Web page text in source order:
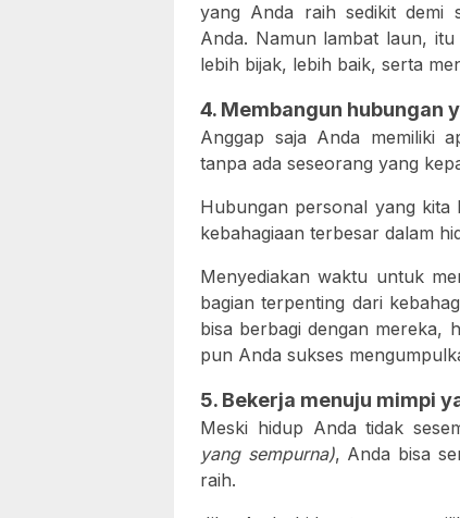
yang Anda raih sedikit demi
Anda. Namun lambat laun,
lebih bijak, lebih baik, serta
4. Membangun hubungan
Anggap saja Anda memiliki
tanpa ada seseorang yang
Hubungan personal yang kita
kebahagiaan terbesar dalam
Menyediakan waktu untuk
bagian terpenting dari
bisa berbagi dengan mereka,
pun Anda sukses
5. Bekerja menuju mimpi
Meski hidup Anda tidak
yang sempurna), Anda bisa
raih.